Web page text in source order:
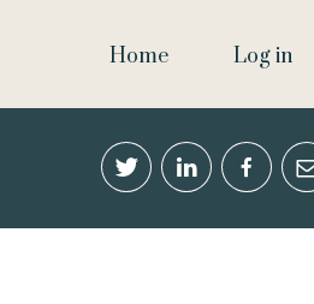
Home Log in